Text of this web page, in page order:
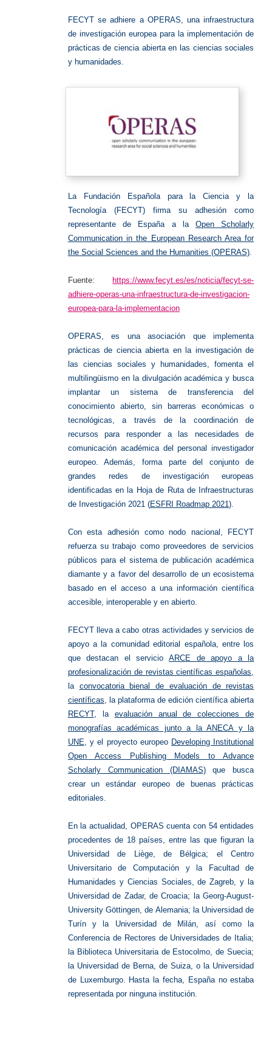
FECYT se adhiere a OPERAS, una infraestructura
de investigación europea para la implementación de
prácticas de ciencia abierta en las ciencias sociales
y humanidades.
La Fundación Española para la Ciencia y la
Tecnología (FECYT) firma su adhesión como
representante de España a laOpen Scholarly
Communication in the European Research Area for
the Social Sciences and the Humanities (OPERAS).
Fuente:
https://www.fecyt.es/es/noticia/fecyt-se-
adhiere-operas-una-infraestructura-de-investigacion-
europea-para-la-implementacion
OPERAS, es una asociación que implementa
prácticas de ciencia abierta en la investigación de
las ciencias sociales y humanidades, fomenta el
multilingüismo en la divulgación académica y busca
implantar un sistema de transferencia del
conocimiento abierto, sin barreras económicas o
tecnológicas, a través de la coordinación de
recursos para responder a las necesidades de
comunicación académica del personal investigador
europeo. Además, forma parte del conjunto de
grandes redes de investigación europeas
identificadas en la Hoja de Ruta de Infraestructuras
de Investigación 2021 (ESFRI Roadmap 2021 ).
Con esta adhesión como nodo nacional, FECYT
refuerza su trabajo como proveedores de servicios
públicos para el sistema de publicación académica
diamante y a favor del desarrollo de un ecosistema
basado en el acceso a una información científica
accesible, interoperable y en abierto.
FECYT lleva a cabo otras actividades y servicios de
apoyo a la comunidad editorial española, entre los
que destacan el servicioARCE de apoyo a la
profesionalización de revistas científicas españolas
la convocatoria bienal de evaluación de revistas
científicas , la plataforma de edición científica abierta
RECYT, la evaluación anual de colecciones de
monografías académicas junto a la ANECA y la
UNE , y el proyecto europeo Developing Institutional
Open Access Publishing Models to Advance
Scholarly Communication (DIAMAS)que busca
crear un estándar europeo de buenas prácticas
editoriales.
En la actualidad, OPERAS cuenta con 54 entidades
procedentes de 18 países, entre las que figuran la
Universidad de Liège, de Bélgica; el Centro
Universitario de Computación y la Facultad de
Humanidades y Ciencias Sociales, de Zagreb, y la
Universidad de Zadar, de Croacia; la Georg-August-
University Göttingen, de Alemania; la Universidad de
Turín y la Universidad de Milán, así como la
Conferencia de Rectores de Universidades de Italia;
la Biblioteca Universitaria de Estocolmo, de Suecia;
la Universidad de Berna, de Suiza, o la Universidad
de Luxemburgo. Hasta la fecha, España no estaba
representada por ninguna institución.